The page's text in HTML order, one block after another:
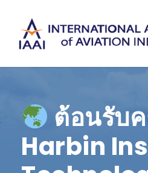
ต้อนรับ
Harbin